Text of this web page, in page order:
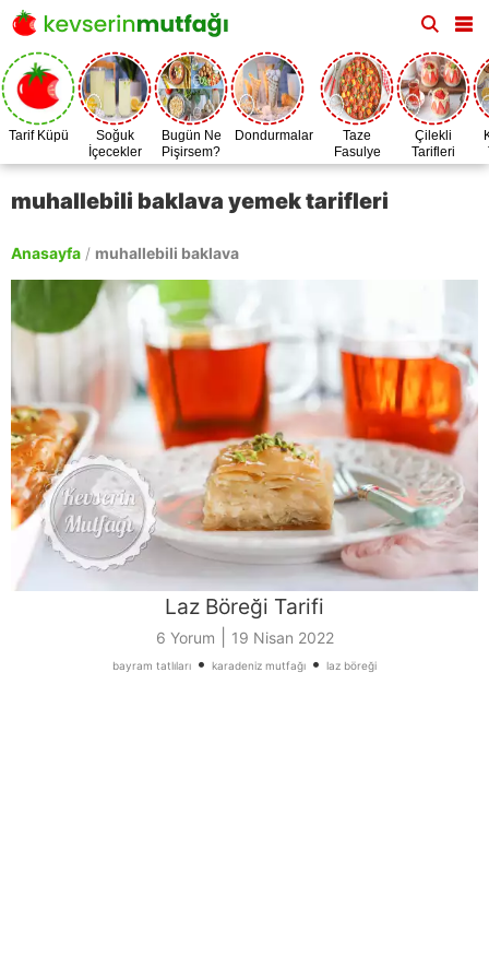
Tarif Küpü
Soğuk
İçecekler
Bugün Ne
Pişirsem?
Dondurmalar
Taze
Fasulye
Zamanı
Çilekli
Tarifleri
muhallebili baklava yemek tarifleri
Anasayfa / muhallebili baklava
Laz Böreği Tarifi
6 Yorum 19 Nisan 2022
bayram tatlıları • karadeniz mutfağı • laz böreği